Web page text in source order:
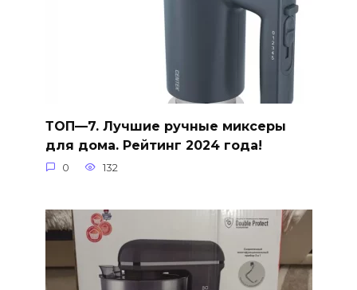
ТОП—7. Лучшие ручные миксеры
для дома. Рейтинг 2024 года!
0 132